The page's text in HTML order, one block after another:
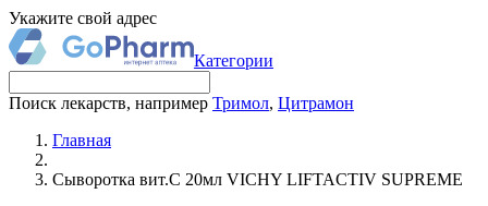
Укажите свой адрес
Категории
Поиск лекарств, например Тримол, Цитрамон
Главная
Сыворотка вит.С 20мл VICHY LIFTACTIV SUPREME